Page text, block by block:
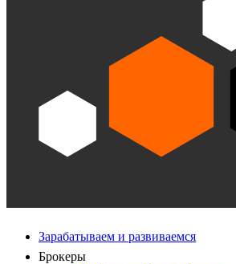
Зарабатываем и развиваемся
Брокеры